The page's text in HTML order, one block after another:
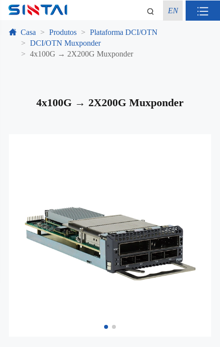
EN
Casa Produtos
Plataforma DCI/OTN
DCI/OTN Muxponder
4x100G → 2X200G Muxponder
4x100G → 2X200G Muxponder